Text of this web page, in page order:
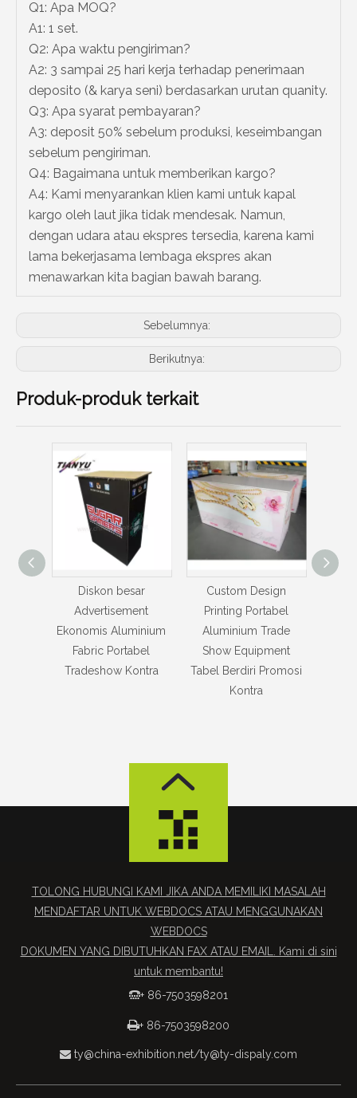
Q1: Apa MOQ?
A1: 1 set.
Q2: Apa waktu pengiriman?
A2: 3 sampai 25 hari kerja terhadap penerimaan
deposito (& karya seni) berdasarkan urutan quanity.
Q3: Apa syarat pembayaran?
A3: deposit 50% sebelum produksi, keseimbangan
sebelum pengiriman.
Q4: Bagaimana untuk memberikan kargo?
A4: Kami menyarankan klien kami untuk kapal
kargo oleh laut jika tidak mendesak. Namun,
dengan udara atau ekspres tersedia, karena kami
lama bekerjasama lembaga ekspres akan
menawarkan kita bagian bawah barang.
Sebelumnya:
Berikutnya:
Produk-produk terkait
Custom Design
Printing Portabel
Aluminium Trade
Show Equipment
Tabel Berdiri Promosi
Kualitas tinggi Pameran
Portable Mobile Tabel
Promosi Kontra
TOLONG HUBUNGI KAMI JIKA ANDA MEMILIKI MASALAH
MENDAFTAR UNTUK WEBDOCS ATAU MENGGUNAKAN
WEBDOCS
DOKUMEN YANG DIBUTUHKAN FAX ATAU EMAIL. Kami di sini
untuk membantu!
+ 86-7503598201
+ 86-7503598200
 ty@china-exhibition.net/ty@ty-dispaly.com